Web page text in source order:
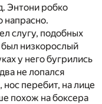
Энтони робко
напрасно.
слугу, подобных
низкорослый
у него бугрились
не лопался
перебит, на лице
похож на боксера